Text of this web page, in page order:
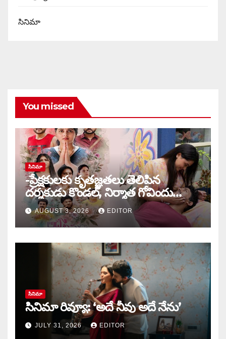
సినిమా
You missed
సినిమా
-ప్రేక్షకులకు కృతజ్ఞతలు తెలిపిన
దర్శకుడు కొండల్, నిర్మాత గోవిందు
కాండ్రేగుల
AUGUST 3, 2026 EDITOR
సినిమా
సినిమా రివ్యూ: ‘అదే నీవు అదే నేను’
JULY 31, 2026 EDITOR